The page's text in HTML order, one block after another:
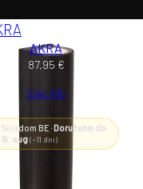
AKRA
87,95 €
Viac info
Skladom BE · Doručenie do
19. aug(~11 dní)